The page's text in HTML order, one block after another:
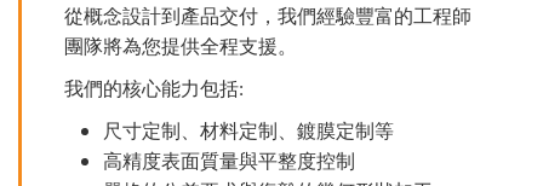
從概念設計到產品交付，我們經驗豐富的工程師
團隊將為您提供全程支援。
我們的核心能力包括:
尺寸定制、材料定制、鍍膜定制等
高精度表面質量與平整度控制